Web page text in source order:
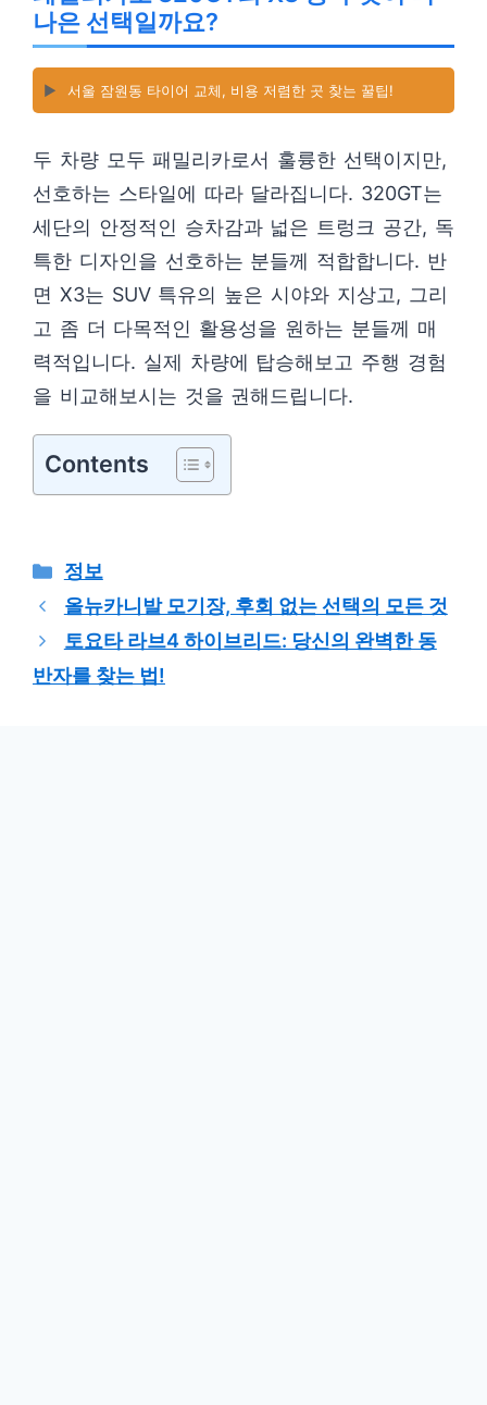
나은 선택일까요?
▶️ 서울 잠원동 타이어 교체, 비용 저렴한 곳 찾는 꿀팁!
두 차량 모두 패밀리카로서 훌륭한 선택이지만,
선호하는 스타일에 따라 달라집니다. 320GT는
세단의 안정적인 승차감과 넓은 트렁크 공간, 독
특한 디자인을 선호하는 분들께 적합합니다. 반
면 X3는 SUV 특유의 높은 시야와 지상고, 그리
고 좀 더 다목적인 활용성을 원하는 분들께 매
력적입니다. 실제 차량에 탑승해보고 주행 경험
을 비교해보시는 것을 권해드립니다.
Contents
카
테
고
리
정보
올뉴카니발 모기장, 후회 없는 선택의 모든 것
토요타 라브4 하이브리드: 당신의 완벽한 동
반자를 찾는 법!